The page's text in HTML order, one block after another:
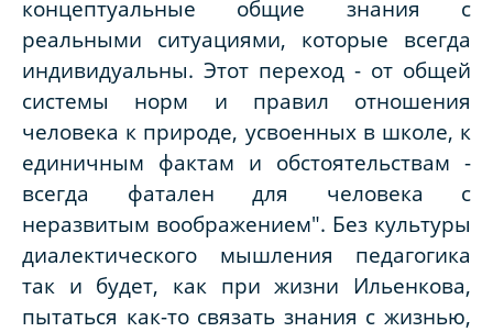
концептуальные общие знания с
реальными ситуациями, которые всегда
индивидуальны. Этот переход - от общей
системы норм и правил отношения
человека к природе, усвоенных в школе, к
единичным фактам и обстоятельствам -
всегда фатален для человека с
неразвитым воображением". Без культуры
диалектического мышления педагогика
так и будет, как при жизни Ильенкова,
пытаться как-то связать знания с жизнью,